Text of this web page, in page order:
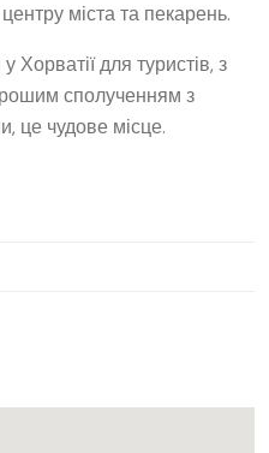
міста та пекарень.
для туристів, з
сполученням з
це чудове місце.